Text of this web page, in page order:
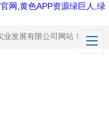
网,黄色APP资源绿巨人,绿
展有限公司网站！